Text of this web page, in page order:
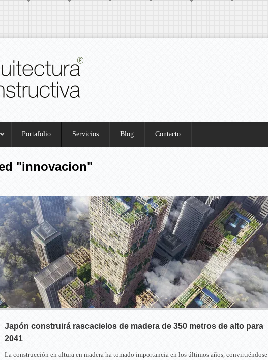
Portafolio Servicios Blog Contacto
"innovacion"
Japón construirá rascacielos de madera de 350 metros de alto para
2041
La construcción en altura en madera ha tomado importancia en los últimos años, convirtiéndose